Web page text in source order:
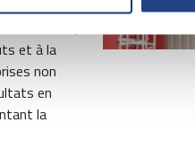
sécurité,
et à la
non
en
la